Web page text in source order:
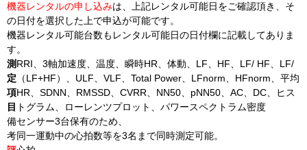
機器レンタルの申し込みは、上記レンタル可能日をご確認頂き、そ
の日付を選択した上で申込が可能です。
機器レンタル可能台数もレンタル可能日の日付欄に記載してありま
す。
測
定
項
目
RRI、3軸加速度、温度、瞬時HR、体動、LF、HF、LF/ HF、LF/
（LF+HF）、ULF、VLF、Total Power、LFnorm、HFnorm、平均
HR、SDNN、RMSSD、CVRR、NN50、pNN50、AC、DC、ヒス
トグラム、ローレンツプロット、パワースペクトラム密度
備
考
センサー3台保有のため、
同一運動中の心拍数等を3名まで同時測定可能。